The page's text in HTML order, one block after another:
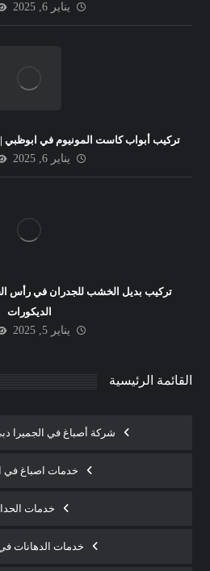
يناير 6, 2025
تركيب أبواب كاست المونيوم في ابوظبي
يناير 6, 2025
تركيب بديل الخشب للجدران في رأس
الديكورات
يناير 5, 2025
القائمة الرئيسية
شركة أصباغ في الجميرا دبي :
خدمات اصباغ في
خدمات
خدمات الدهانات